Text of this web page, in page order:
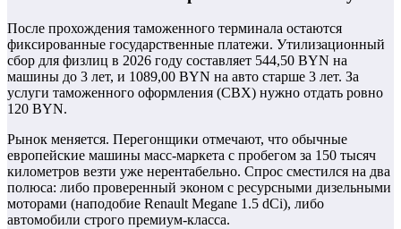
После прохождения таможенного терминала остаются
фиксированные государственные платежи. Утилизационный
сбор для физлиц в 2026 году составляет 544,50 BYN на
машины до 3 лет, и 1089,00 BYN на авто старше 3 лет. За
услуги таможенного оформления (СВХ) нужно отдать ровно
120 BYN.
Рынок меняется. Перегонщики отмечают, что обычные
европейские машины масс-маркета с пробегом за 150 тысяч
километров везти уже нерентабельно. Спрос сместился на два
полюса: либо проверенный эконом с ресурсными дизельными
моторами (наподобие Renault Megane 1.5 dCi), либо
автомобили строго премиум-класса.